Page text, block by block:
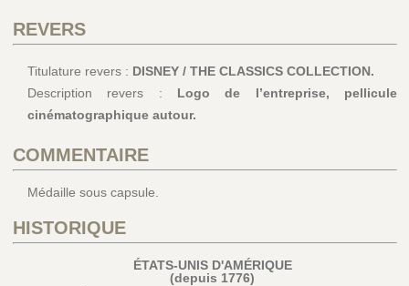
REVERS
Titulature revers : DISNEY / THE CLASSICS COLLECTION.
Description revers : Logo de l’entreprise, pellicule
cinématographique autour.
COMMENTAIRE
Médaille sous capsule.
HISTORIQUE
ÉTATS-UNIS D'AMÉRIQUE
(depuis 1776)